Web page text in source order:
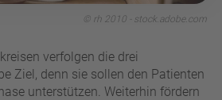
© rh 2010 - stock.adobe.com
verfolgen die drei
Ziel, denn sie sollen den Patienten
unterstützen. Weiterhin fördern